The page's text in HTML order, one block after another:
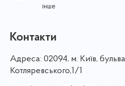
інше
Контакти
Адреса: 02094, м. Київ,
Котляревського,1/1